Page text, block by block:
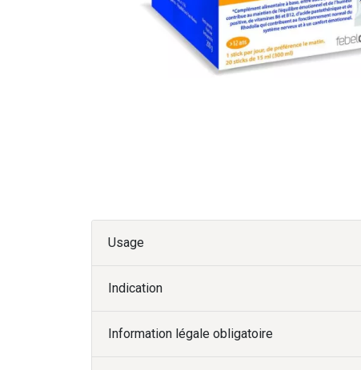
Usage
Indication
Information légale obligatoire